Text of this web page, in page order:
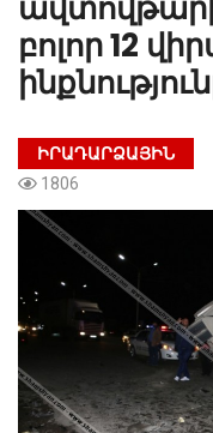
բոլոր 12
ԻՐԱԴԱՐՁԱՅԻՆ
1806